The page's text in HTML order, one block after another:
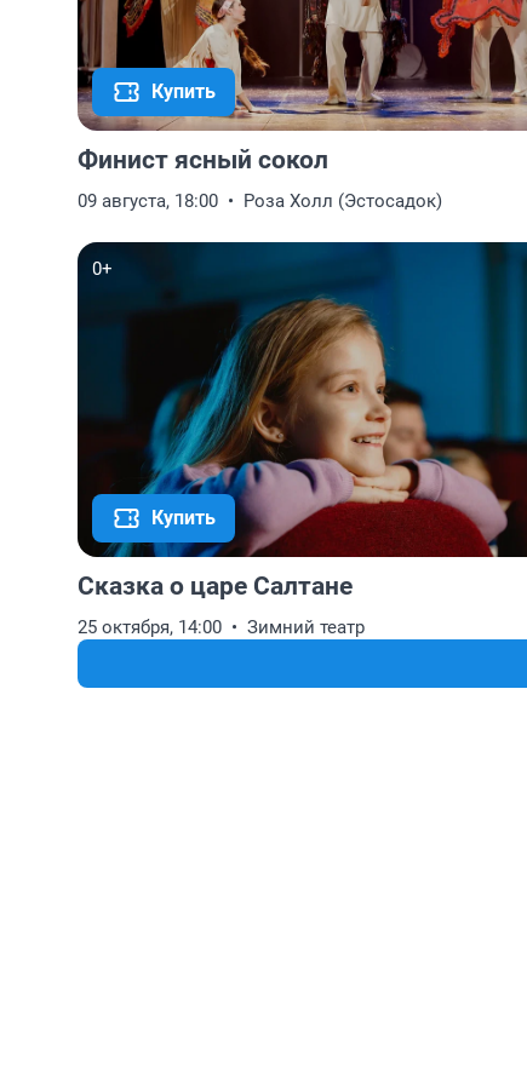
Купить
Финист ясный сокол
09 августа, 18:00 Роза Холл (Эстосадок)
0+
Купить
Сказка о царе Салтане
25 октября, 14:00 Зимний театр